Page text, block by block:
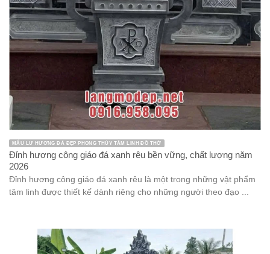
MẪU LƯ HƯƠNG ĐÁ ĐẸP PHONG THỦY TÂM LINH ĐỒ THỜ
Đỉnh hương công giáo đá xanh rêu bền vững, chất lượng năm
2026
Đỉnh hương công giáo đá xanh rêu là một trong những vật phẩm
tâm linh được thiết kế dành riêng cho những người theo đạo ...